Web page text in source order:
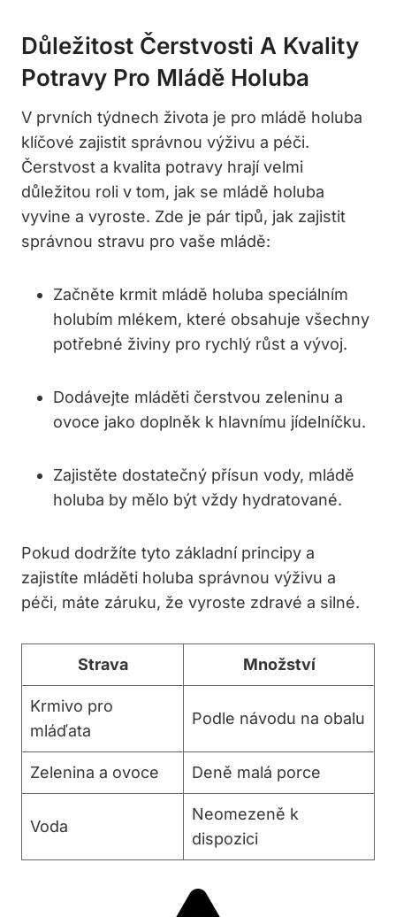
Důležitost Čerstvosti A Kvality
Potravy Pro Mládě Holuba
V prvních týdnech života je pro mládě holuba
klíčové zajistit správnou výživu a péči.
Čerstvost a kvalita potravy hrají velmi
důležitou roli v tom, jak se mládě holuba
vyvine a vyroste. Zde je pár tipů, jak zajistit
správnou stravu pro vaše mládě:
Začněte krmit mládě holuba speciálním
holubím mlékem, které obsahuje všechny
potřebné živiny pro rychlý růst a vývoj.
Dodávejte mláděti čerstvou zeleninu a
ovoce jako doplněk k hlavnímu jídelníčku.
Zajistěte dostatečný přísun vody, mládě
holuba by mělo být vždy hydratované.
Pokud dodržíte tyto základní principy a
zajistíte mláděti holuba správnou výživu a
péči, máte záruku, že vyroste zdravé a silné.
Strava Množství
Krmivo pro
mláďata
Podle návodu na obalu
Zelenina a ovoce Deně malá porce
Voda
Neomezeně k
dispozici